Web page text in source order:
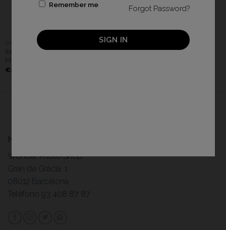
IMPRESORAS
INSTAX SQUARE LINK
MIDNIGHT GREEN
€149,99
IMPRESORAS
INSTAX LINK WIDE MOCHA
Nuestra tienda física
Wonder Photo Shop
Gran de Gràcia, 1
08012 Barcelona
Teléfono 93 408 87 87
Remember me Forgot Password?
SIGN IN